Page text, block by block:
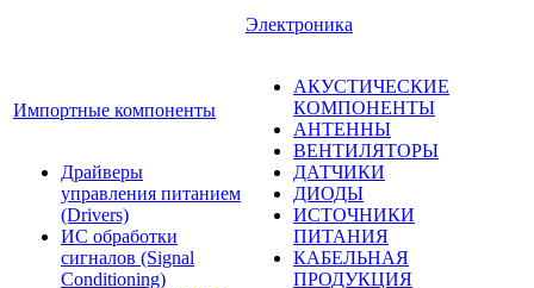
Импортные компоненты
Драйверы
управления питанием
(Drivers)
ИС обработки
сигналов (Signal
Conditioning)
Электроника
АКУСТИЧЕСКИЕ
КОМПОНЕНТЫ
АНТЕННЫ
ВЕНТИЛЯТОРЫ
ДАТЧИКИ
ДИОДЫ
ИСТОЧНИКИ
ПИТАНИЯ
КАБЕЛЬНАЯ
ПРОДУКЦИЯ